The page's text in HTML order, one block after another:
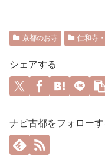
京都のお寺 仁和寺
シェアする
ナビ古都をフォローす